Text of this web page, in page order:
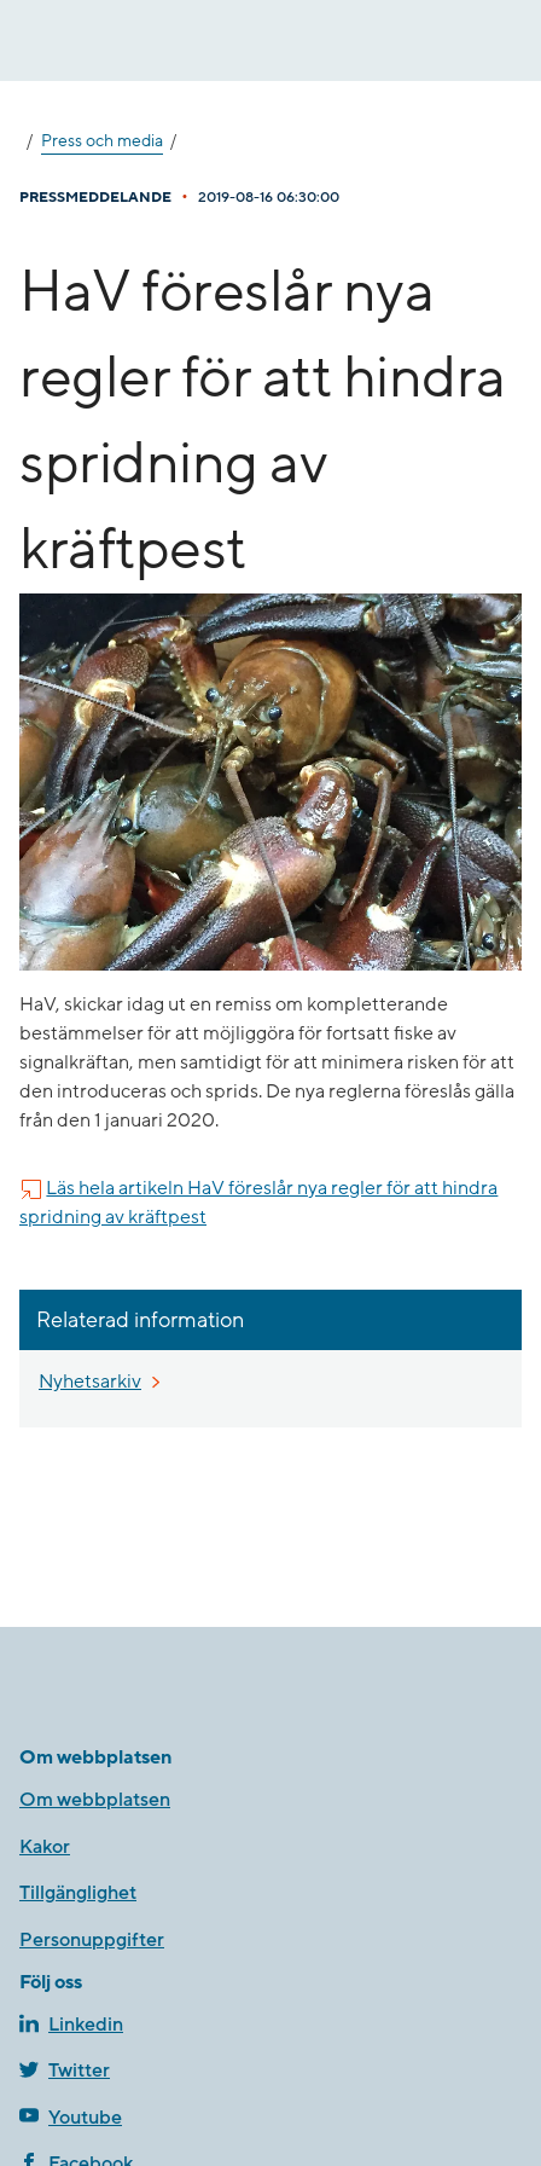
Press och media
PRESSMEDDELANDE • 2019-08-16 06:30:00
HaV föreslår nya
regler för att hindra
spridning av
kräftpest
HaV, skickar idag ut en remiss om kompletterande
bestämmelser för att möjliggöra för fortsatt fiske av
signalkräftan, men samtidigt för att minimera risken för att
den introduceras och sprids. De nya reglerna föreslås gälla
från den 1 januari 2020.
Läs hela artikeln HaV föreslår nya regler för att hindra
spridning av kräftpest
Relaterad information
Nyhetsarkiv
Om webbplatsen
Om webbplatsen
Kakor
Tillgänglighet
Personuppgifter
Följ oss
Linkedin
Twitter
Youtube